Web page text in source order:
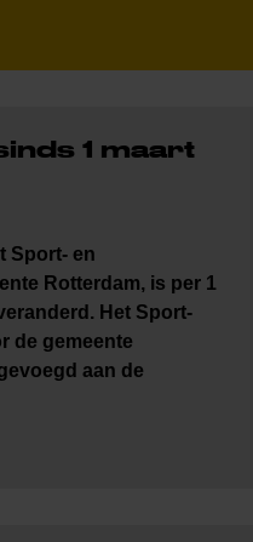
1 maart
Sport- en
Rotterdam, is per 1
Het Sport-
de gemeente
aan de